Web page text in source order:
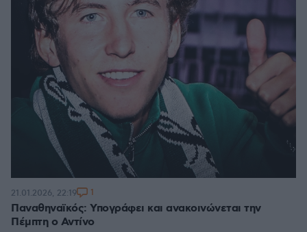
Παναθηναϊκός: Υπογράφει και ανακοινώνεται την
Πέμπτη ο Αντίνο
21.01.2026, 22:19 1